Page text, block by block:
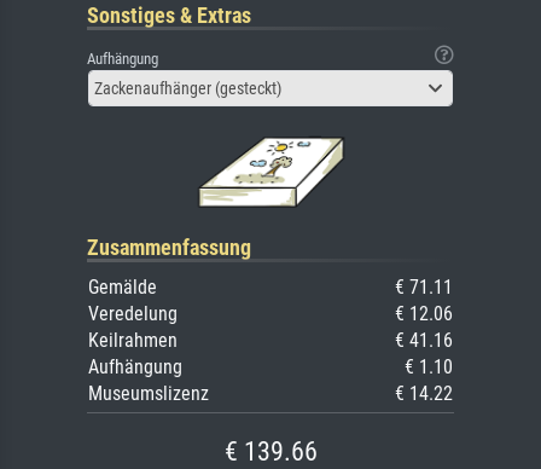
Sonstiges & Extras
Aufhängung
Zackenaufhänger (gesteckt)
Zusammenfassung
Gemälde
€ 71.11
Veredelung
€ 12.06
Keilrahmen
€ 41.16
Aufhängung
€ 1.10
Museumslizenz
€ 14.22
€ 139.66